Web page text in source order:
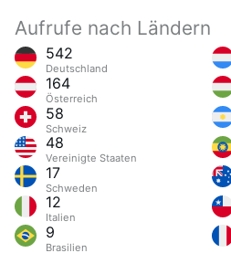
Aufrufe nach Ländern
542
Deutschland
164
Österreich
58
Schweiz
48
Vereinigte Staaten
17
Schweden
12
Italien
9
Brasilien